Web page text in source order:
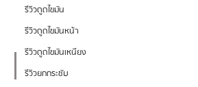
รีวิวดูดไขมัน
รีวิวดูดไขมันหน้า
รีวิวดูดไขมันเหนียง
รีวิวยกกระชับ